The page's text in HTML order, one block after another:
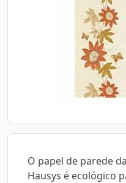
O papel de parede
Hausys é ecológico